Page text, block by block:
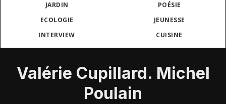
JARDIN
POÉSIE
ECOLOGIE
JEUNESSE
INTERVIEW
CUISINE
Valérie Cupillard. Michel
Poulain